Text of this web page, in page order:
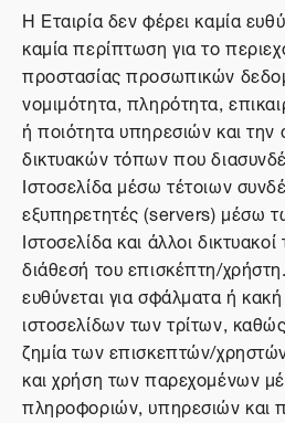
Η Εταιρία δεν φέρει καμία
καμία περίπτωση για το
προστασίας προσωπικών
νομιμότητα, πληρότητα,
ή ποιότητα υπηρεσιών και
δικτυακών τόπων που
Ιστοσελίδα μέσω τέτοιων
εξυπηρετητές (servers) μέσω
Ιστοσελίδα και άλλοι
διάθεσή του επισκέπτη/
ευθύνεται για σφάλματα ή
ιστοσελίδων των τρίτων,
ζημία των επισκεπτών/
και χρήση των παρεχομένων
πληροφοριών, υπηρεσιών και